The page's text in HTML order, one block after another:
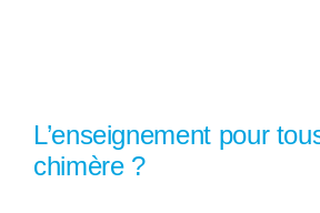
L’enseignement pour
chimère ?